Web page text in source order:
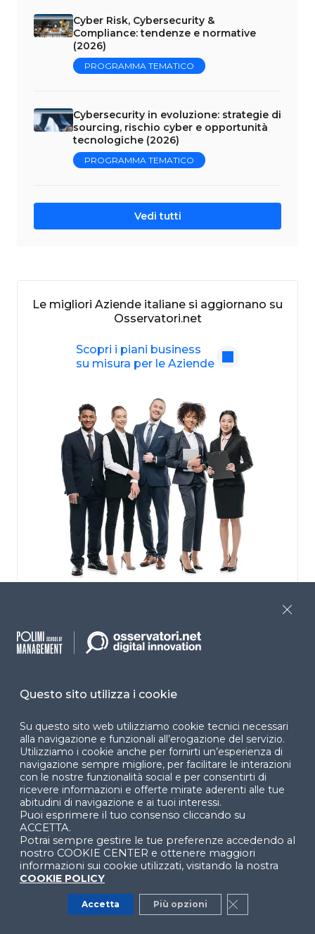
Cyber Risk, Cybersecurity &
Compliance: tendenze e normative
(2026)
PROGRAMMA TEMATICO
Cybersecurity in evoluzione: strategie di
sourcing, rischio cyber e opportunità
tecnologiche (2026)
PROGRAMMA TEMATICO
Vedi tutti
Le migliori Aziende italiane si aggiornano su
Osservatori.net
Scopri i piani business
su misura per le Aziende
supporto@osservatori.net
Abbonamenti e
Supporto
Guida e supporto
Privati
Aziendali
Report
Grafici
Infografiche
News
Questo sito utilizza i cookie
Su questo sito web utilizziamo cookie tecnici necessari
alla navigazione e funzionali all’erogazione del servizio.
Utilizziamo i cookie anche per fornirti un’esperienza di
navigazione sempre migliore, per facilitare le interazioni
con le nostre funzionalità social e per consentirti di
ricevere informazioni e offerte mirate aderenti alle tue
abitudini di navigazione e ai tuoi interessi.
Puoi esprimere il tuo consenso cliccando su
ACCETTA.
Potrai sempre gestire le tue preferenze accedendo al
nostro COOKIE CENTER e ottenere maggiori
informazioni sui cookie utilizzati, visitando la nostra
COOKIE POLICY
Accetta Più opzioni Close GDPR